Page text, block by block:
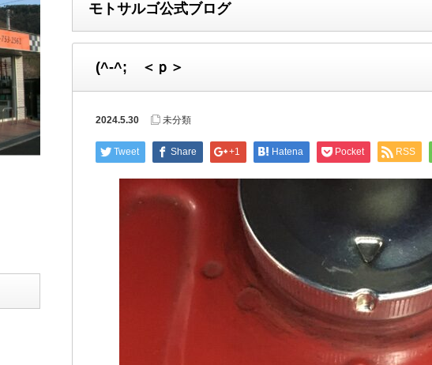
モトサルゴ公式ブログ
(^-^; ＜ｐ＞
2024.5.30 未分類
Tweet Share +1 Hatena Pocket RSS